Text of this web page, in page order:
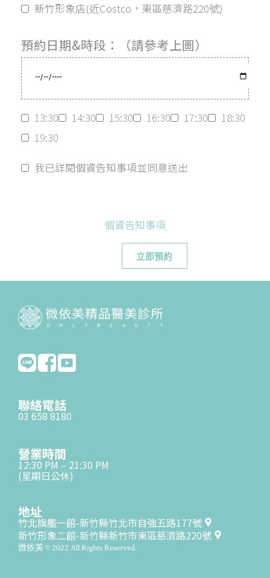
新竹形象店(近Costco，東區慈濟路220號)
預約日期&時段：（請參考上圖）
13:30 14:30 15:30 16:30 17:30
18:30
19:30
我已詳閱個資告知事項並同意送出
個資告知事項
聯絡電話
03 658 8180
營業時間
12:30 PM – 21:30 PM
(星期日公休)
地址
竹北旗艦一館-新竹縣竹北市自強五路177號
新竹形象二館-新竹縣新竹市東區慈濟路220號
微依美 © 2022 All Rights Reserved.